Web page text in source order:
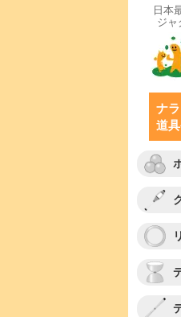
日本
ジャ
ナ
道